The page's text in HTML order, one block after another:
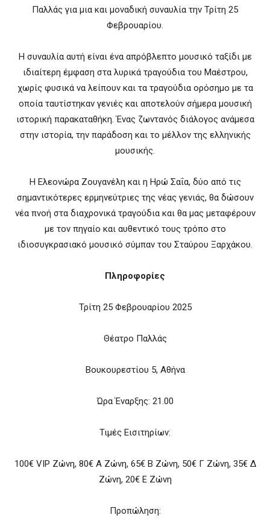
Παλλάς για μια και μοναδική συναυλία την Τρίτη 25
Φεβρουαρίου.
Η συναυλία αυτή είναι ένα απρόβλεπτο μουσικό ταξίδι με
ιδιαίτερη έμφαση στα λυρικά τραγούδια του Μαέστρου,
χωρίς φυσικά να λείπουν και τα τραγούδια ορόσημο με τα
οποία ταυτίστηκαν γενιές και αποτελούν σήμερα μουσική
ιστορική παρακαταθήκη. Ένας ζωντανός διάλογος ανάμεσα
στην ιστορία, την παράδοση και το μέλλον της ελληνικής
μουσικής.
Η Ελεονώρα Ζουγανέλη και η Ηρώ Σαΐα, δύο από τις
σημαντικότερες ερμηνεύτριες της νέας γενιάς, θα δώσουν
νέα πνοή στα διαχρονικά τραγούδια και θα μας μεταφέρουν
με τον πηγαίο και αυθεντικό τους τρόπο στο
ιδιοσυγκρασιακό μουσικό σύμπαν του Σταύρου Ξαρχάκου.
Πληροφορίες
Τρίτη 25 Φεβρουαρίου 2025
Θέατρο Παλλάς
Βουκουρεστίου 5, Αθήνα
Ώρα Έναρξης: 21.00
Τιμές Εισιτηρίων:
100€ VIP Ζώνη, 80€ Α Ζώνη, 65€ Β Ζώνη, 50€ Γ Ζώνη, 35€ Δ
Ζώνη, 20€ Ε Ζώνη
Προπώληση: